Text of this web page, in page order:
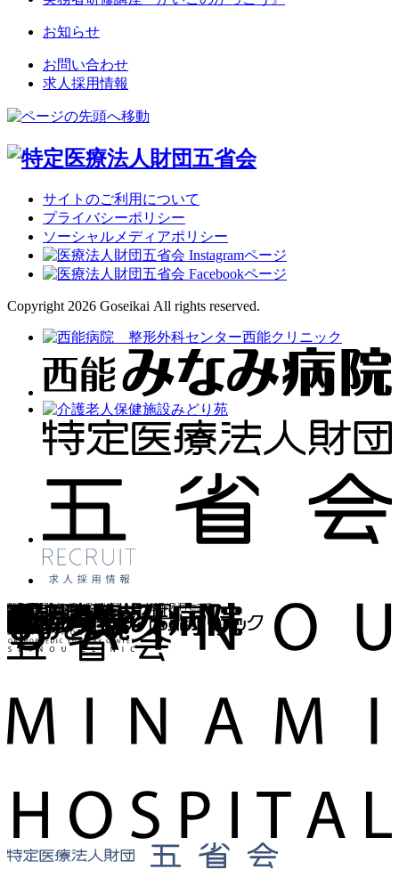
お知らせ
お問い合わせ
求人採用情報
サイトのご利用について
プライバシーポリシー
ソーシャルメディアポリシー
Copyright 2026 Goseikai All rights reserved.